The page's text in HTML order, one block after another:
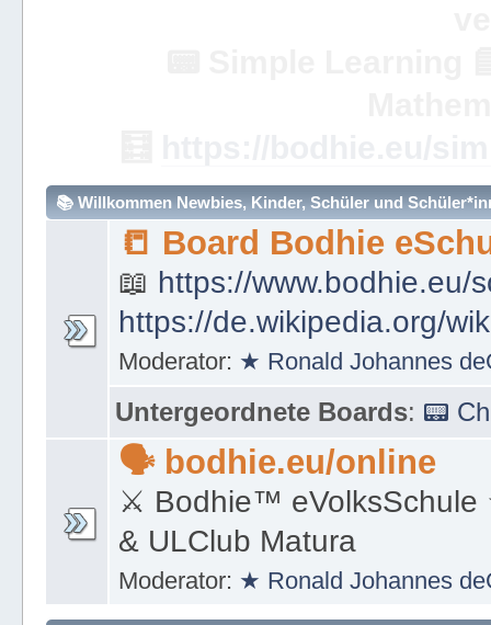
📚 Willkommen Newbies, Kinder, Schüler und
📒 Board Bodhie
📖 https://www.bodhie.eu/
https://de.wikipedia.org/
Moderator: ★ Ronald Johannes
Untergeordnete Boards: 📟
🗣 bodhie.eu/online
⚔ Bodhie™
& ULClub Matura
Moderator: ★ Ronald Johannes